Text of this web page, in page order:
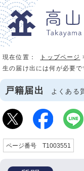
現在位置： トップページ
生の届け出には何が必要で
戸籍届出 よくある
ページ番号 T1003551